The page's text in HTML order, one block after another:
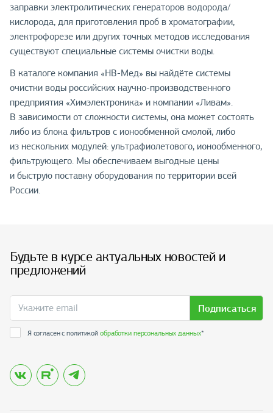
заправки электролитических генераторов водорода/
кислорода, для приготовления проб в хроматографии,
электрофорезе или других точных методов исследования
существуют специальные системы очистки воды.
В каталоге компания «НВ-Мед» вы найдёте системы
очистки воды российских научно-производственного
предприятия «Химэлектроника» и компании «Ливам».
В зависимости от сложности системы, она может состоять
либо из блока фильтров с ионообменной смолой, либо
из нескольких модулей: ультрафиолетового, ионообменного,
фильтрующего. Мы обеспечиваем выгодные цены
и быструю поставку оборудования по территории всей
России.
Будьте в курсе актуальных новостей и
предложений
Подписаться
Я согласен с политикойобработки персональных данных*